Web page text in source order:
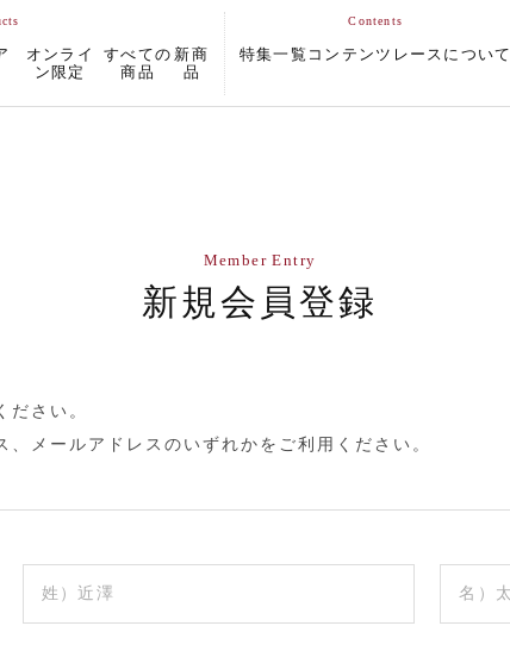
オンライ
ン限定
すべての
商品
新商
品
特集一覧 コンテンツ レースについて
Member Entry
新規会員登録
ださい。
メールアドレスのいずれかをご利用ください。